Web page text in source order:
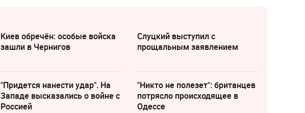
Киев обречён: особые войска
зашли в Чернигов
Слуцкий выступил с
прощальным заявлением
"Придется нанести удар". На
Западе высказались о войне с
Россией
"Никто не полезет": британцев
потрясло происходящее в
Одессе